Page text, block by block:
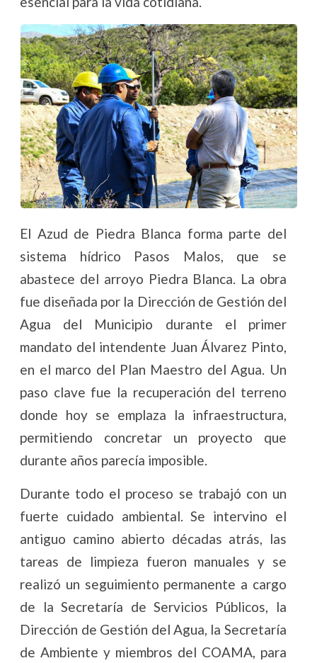
El Azud de Piedra Blanca forma parte del
sistema hídrico Pasos Malos, que se
abastece del arroyo Piedra Blanca. La obra
fue diseñada por la Dirección de Gestión del
Agua del Municipio durante el primer
mandato del intendente Juan Álvarez Pinto,
en el marco del Plan Maestro del Agua. Un
paso clave fue la recuperación del terreno
donde hoy se emplaza la infraestructura,
permitiendo concretar un proyecto que
durante años parecía imposible.
Durante todo el proceso se trabajó con un
fuerte cuidado ambiental. Se intervino el
antiguo camino abierto décadas atrás, las
tareas de limpieza fueron manuales y se
realizó un seguimiento permanente a cargo
de la Secretaría de Servicios Públicos, la
Dirección de Gestión del Agua, la Secretaría
de Ambiente y miembros del COAMA, para